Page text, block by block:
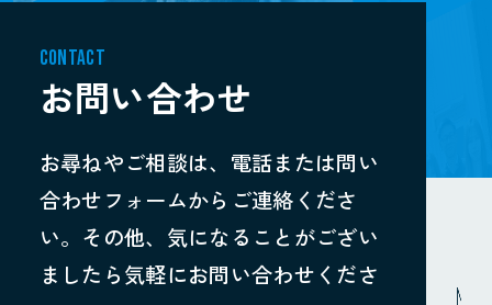
CONTACT
お問い合わせ
お尋ねやご相談は、電話または問い
合わせフォームからご連絡くださ
い。その他、気になることがござい
ましたら気軽にお問い合わせくださ